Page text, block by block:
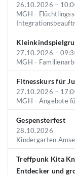
26.10.2026 –
MGH -
27.10.2026 –
MGH -
Fitnesskurs für
27.10.2026 –
MGH - Angebote
Gespensterfest
28.10.2026
Kindergarten
Treffpunk Kita
Entdecker und